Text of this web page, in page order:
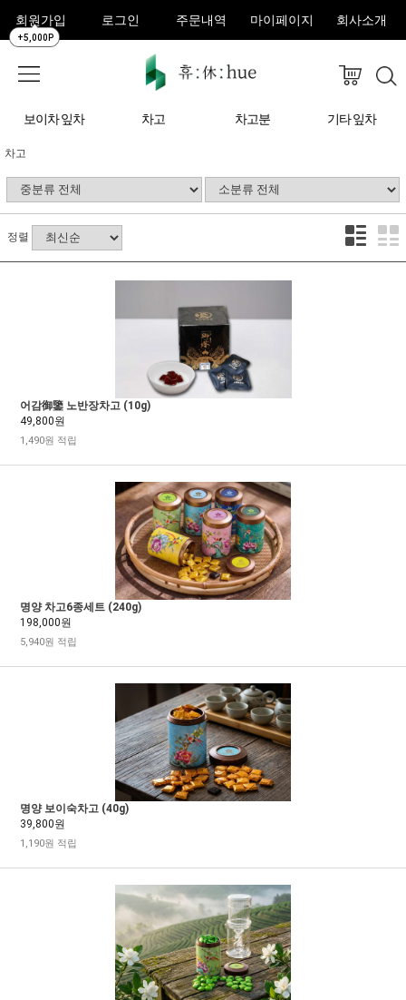
회원가입
+5,000P
로그인 주문내역 마이페이지 회사소개
보이차 잎차 차고 차고분 기타 잎차
차고
정렬
어감御鑒 노반장차고 (10g)
49,800원
1,490원 적립
명양 차고6종세트 (240g)
198,000원
5,940원 적립
명양 보이숙차고 (40g)
39,800원
1,190원 적립